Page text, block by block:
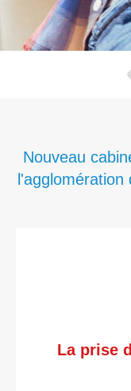
Nouveau
La prise